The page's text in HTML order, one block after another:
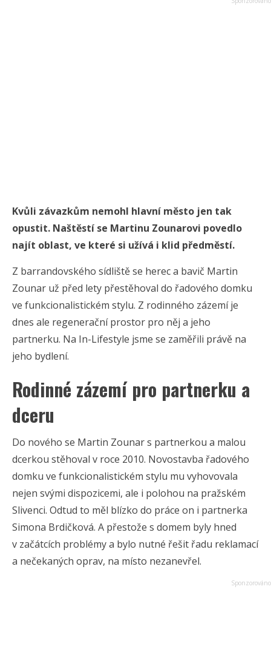
Kvůli závazkům nemohl hlavní město jen tak
opustit. Naštěstí se Martinu Zounarovi povedlo
najít oblast, ve které si užívá i klid předměstí.
Z barrandovského sídliště se herec a bavič Martin
Zounar už před lety přestěhoval do řadového domku
ve funkcionalistickém stylu. Z rodinného zázemí je
dnes ale regenerační prostor pro něj a jeho
partnerku. Na In-Lifestyle jsme se zaměřili právě na
jeho bydlení.
Rodinné zázemí pro partnerku a
dceru
Do nového se Martin Zounar s partnerkou a malou
dcerkou stěhoval v roce 2010. Novostavba řadového
domku ve funkcionalistickém stylu mu vyhovovala
nejen svými dispozicemi, ale i polohou na pražském
Slivenci. Odtud to měl blízko do práce on i partnerka
Simona Brdičková. A přestože s domem byly hned
v začátcích problémy a bylo nutné řešit řadu reklamací
a nečekaných oprav, na místo nezanevřel.